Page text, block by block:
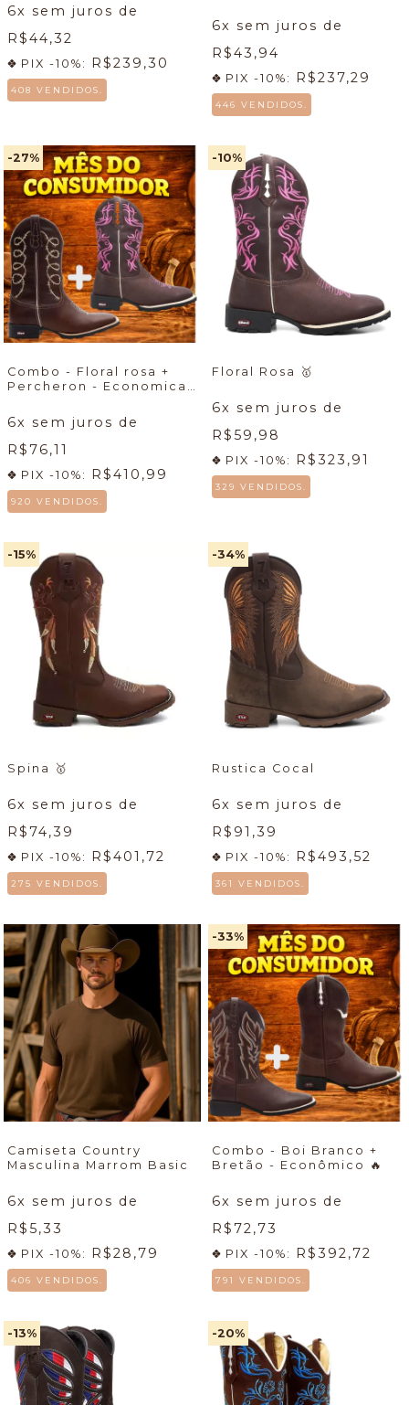
6x sem juros de
R$44,32
PIX -10%: R$239,30
408 VENDIDOS.
6x sem juros de
R$43,94
PIX -10%: R$237,29
446 VENDIDOS.
-27%
Combo - Floral rosa +
Percheron - Economicas
6x sem juros de
R$76,11
PIX -10%: R$410,99
920 VENDIDOS.
-10%
Floral Rosa 🥇
6x sem juros de
R$59,98
PIX -10%: R$323,91
329 VENDIDOS.
-15%
Spina 🥇
6x sem juros de
R$74,39
PIX -10%: R$401,72
275 VENDIDOS.
-34%
Rustica Cocal
6x sem juros de
R$91,39
PIX -10%: R$493,52
361 VENDIDOS.
Camiseta Country
Masculina Marrom Basic
6x sem juros de
R$5,33
PIX -10%: R$28,79
406 VENDIDOS.
-33%
Combo - Boi Branco +
Bretão - Econômico
🔥
6x sem juros de
R$72,73
PIX -10%: R$392,72
791 VENDIDOS.
-13% -20%